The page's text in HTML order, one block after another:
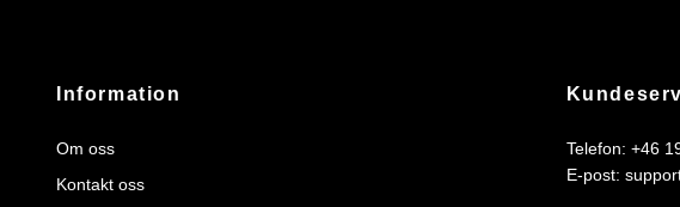
Information
Om oss
Kontakt oss
Telefon: +46
E-post: